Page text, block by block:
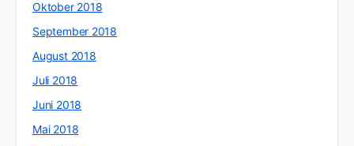
Oktober 2018
September 2018
August 2018
Juli 2018
Juni 2018
Mai 2018